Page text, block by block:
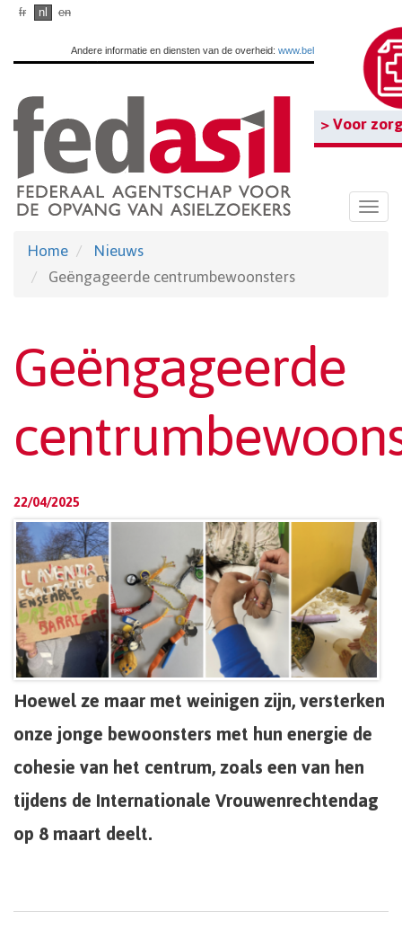
hoofdinhoud
> Voor
fr nl en
Andere informatie en diensten van de overheid: www.belgium.be
Home
Nieuws
Geëngageerde centrumbewoonsters
Geëngageerde
22/04/2025
Hoewel ze maar met weinigen zijn, versterken
onze jonge bewoonsters met hun energie de
cohesie van het centrum, zoals een van hen
tijdens de Internationale Vrouwenrechtendag
op 8 maart deelt.